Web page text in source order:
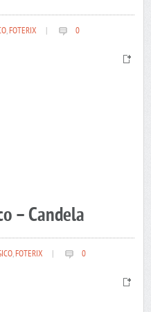
,FOTERIX 0
– Candela
,FOTERIX 0